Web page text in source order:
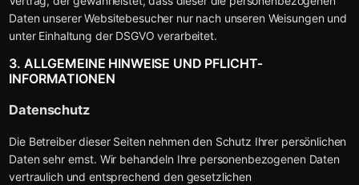
Daten unserer Websitebesucher nur nach unseren Weisungen und
unter Einhaltung der DSGVO verarbeitet.
3. ALLGEMEINE HINWEISE UND PFLICHT­
INFORMATIONEN
Datenschutz
Die Betreiber dieser Seiten nehmen den Schutz Ihrer persönlichen
Daten sehr ernst. Wir behandeln Ihre personenbezogenen Daten
vertraulich und entsprechend den gesetzlichen